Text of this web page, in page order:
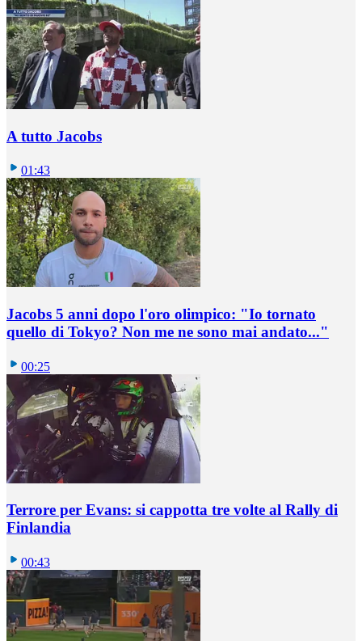
A tutto Jacobs
01:43
Jacobs 5 anni dopo l'oro olimpico: "Io tornato
quello di Tokyo? Non me ne sono mai andato..."
00:25
Terrore per Evans: si cappotta tre volte al Rally di
Finlandia
00:43